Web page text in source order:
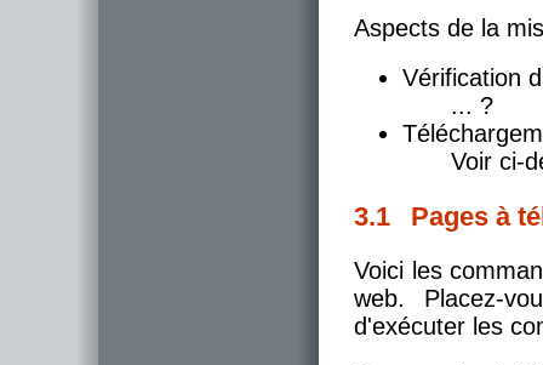
Aspects de la
Vérification
... ?
Voir ci-
3.1 Pages à
Voici les
web. Placez-
d'exécuter les